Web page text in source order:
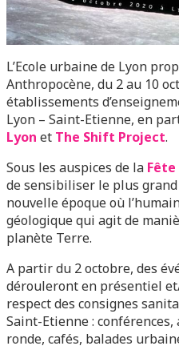
L’Ecole urbaine de Lyon
Anthropocène, du 2 au 10
établissements
Lyon – Saint-Etienne, en
Lyon et The Shift Project.
Sous les auspices de la Fête
de sensibiliser le plus
nouvelle époque où
géologique qui agit de
planète Terre.
A partir du 2 octobre, des
dérouleront en présentiel
respect des consignes
Saint-Etienne :
ronde, cafés, balades